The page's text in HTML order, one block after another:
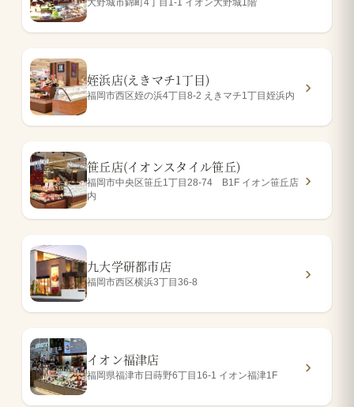
大野城市錦町4丁目1-1 イオン大野城1階
姪浜店(えきマチ1丁目)
福岡市西区姪の浜4丁目8-2 えきマチ1丁目姪浜内
笹丘店(イオンスタイル笹丘)
福岡市中央区笹丘1丁目28-74 B1F イオン笹丘店
内
九大学研都市店
福岡市西区横浜3丁目36-8
イオン福津店
福岡県福津市日蒔野6丁目16-1 イオン福津1F